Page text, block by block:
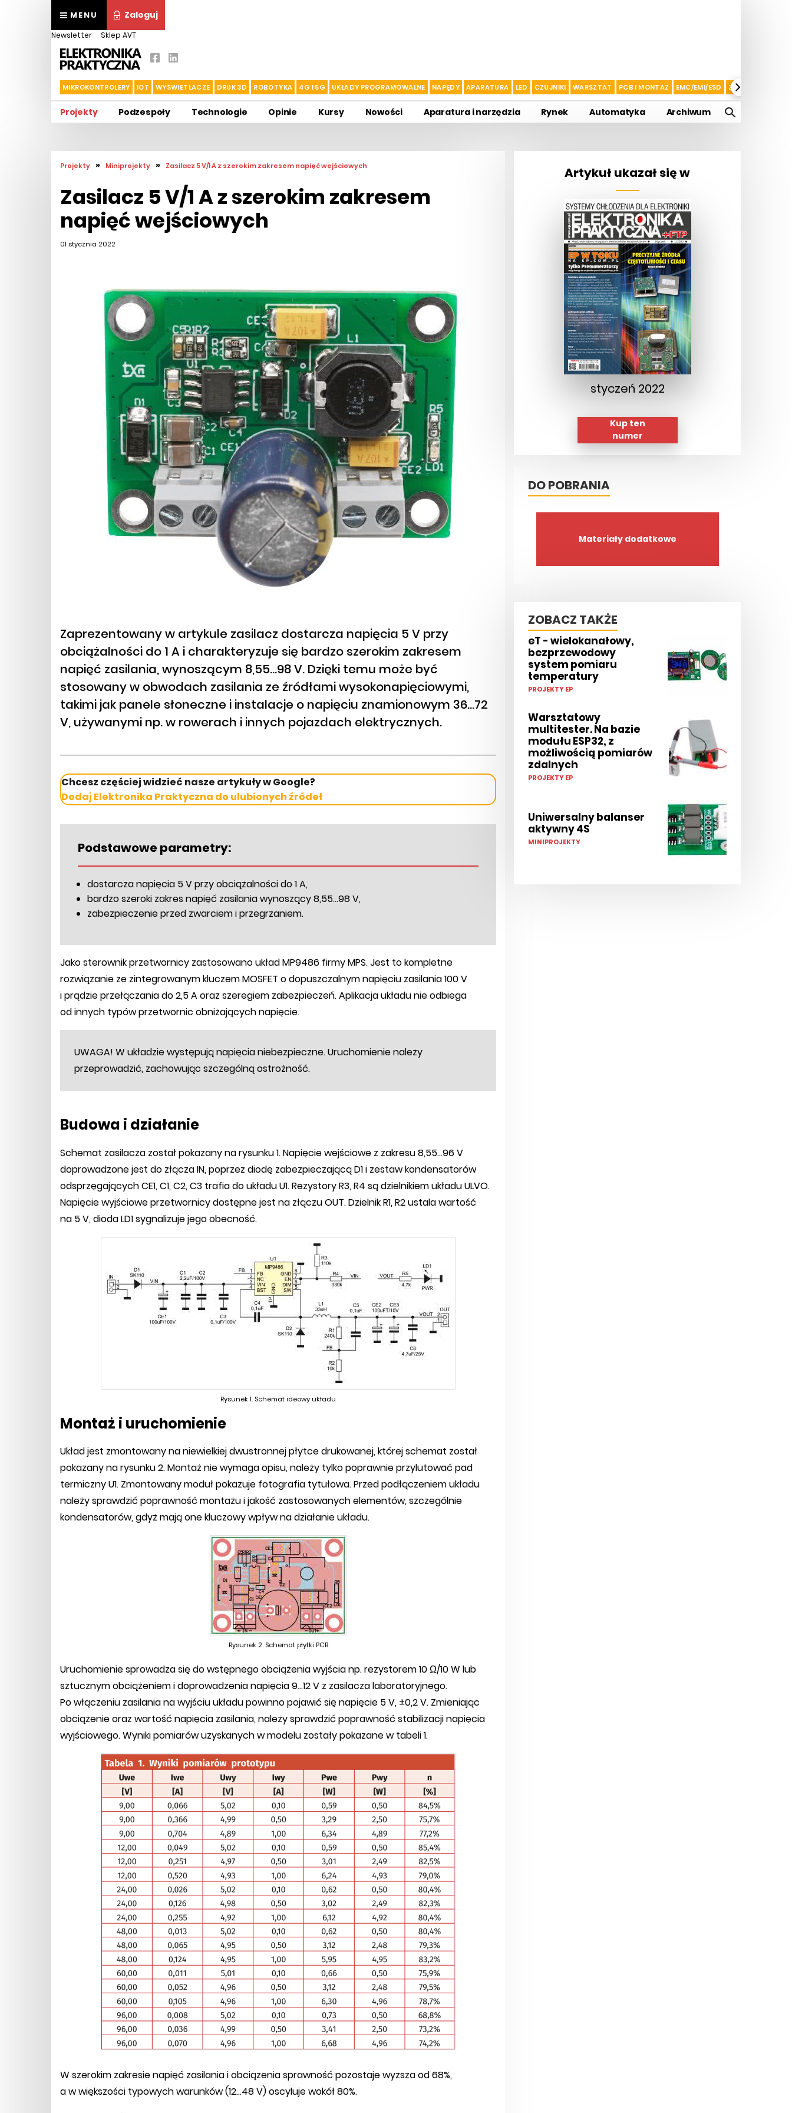
MENU Zaloguj
Newsletter Sklep AVT
MIKROKONTROLERY IOT WYŚWIETLACZE DRUK 3D ROBOTYKA 4G I 5G UKŁADY PROGRAMOWALNE NAPĘDY APARATURA LED CZUJNIKI WARSZTAT PCB I MONTAŻ EMC/EMI/ESD ZASILANIE I
Projekty Podzespoły Technologie Opinie Kursy Nowości Aparatura i narzędzia Rynek Automatyka Archiwum
Projekty » Miniprojekty » Zasilacz 5 V/1 A z szerokim zakresem napięć wejściowych
Zasilacz 5 V/1 A z szerokim zakresem
napięć wejściowych
01 stycznia 2022
Zaprezentowany w artykule zasilacz dostarcza napięcia 5 V przy
obciążalności do 1 A i charakteryzuje się bardzo szerokim zakresem
napięć zasilania, wynoszącym 8,55...98 V. Dzięki temu może być
stosowany w obwodach zasilania ze źródłami wysokonapięciowymi,
takimi jak panele słoneczne i instalacje o napięciu znamionowym 36...72
V, używanymi np. w rowerach i innych pojazdach elektrycznych.
Chcesz częściej widzieć nasze artykuły w Google?
Dodaj Elektronika Praktyczna do ulubionych źródeł
Podstawowe parametry:
dostarcza napięcia 5 V przy obciążalności do 1 A,
bardzo szeroki zakres napięć zasilania wynoszący 8,55...98 V,
zabezpieczenie przed zwarciem i przegrzaniem.
Jako sterownik przetwornicy zastosowano układ MP9486 firmy MPS. Jest to kompletne
rozwiązanie ze zintegrowanym kluczem MOSFET o dopuszczalnym napięciu zasilania 100 V
i prądzie przełączania do 2,5 A oraz szeregiem zabezpieczeń. Aplikacja układu nie odbiega
od innych typów przetwornic obniżających napięcie.
UWAGA! W układzie występują napięcia niebezpieczne. Uruchomienie należy
przeprowadzić, zachowując szczególną ostrożność.
Budowa i działanie
Schemat zasilacza został pokazany na rysunku 1. Napięcie wejściowe z zakresu 8,55...96 V
doprowadzone jest do złącza IN, poprzez diodę zabezpieczającą D1 i zestaw kondensatorów
odsprzęgających CE1, C1, C2, C3 trafia do układu U1. Rezystory R3, R4 są dzielnikiem układu ULVO.
Napięcie wyjściowe przetwornicy dostępne jest na złączu OUT. Dzielnik R1, R2 ustala wartość
na 5 V, dioda LD1 sygnalizuje jego obecność.
Rysunek 1. Schemat ideowy układu
Montaż i uruchomienie
Układ jest zmontowany na niewielkiej dwustronnej płytce drukowanej, której schemat został
pokazany na rysunku 2. Montaż nie wymaga opisu, należy tylko poprawnie przylutować pad
termiczny U1. Zmontowany moduł pokazuje fotografia tytułowa. Przed podłączeniem układu
należy sprawdzić poprawność montażu i jakość zastosowanych elementów, szczególnie
kondensatorów, gdyż mają one kluczowy wpływ na działanie układu.
Rysunek 2. Schemat płytki PCB
Uruchomienie sprowadza się do wstępnego obciążenia wyjścia np. rezystorem 10 Ω/10 W lub
sztucznym obciążeniem i doprowadzenia napięcia 9...12 V z zasilacza laboratoryjnego.
Po włączeniu zasilania na wyjściu układu powinno pojawić się napięcie 5 V, ±0,2 V. Zmieniając
obciążenie oraz wartość napięcia zasilania, należy sprawdzić poprawność stabilizacji napięcia
wyjściowego. Wyniki pomiarów uzyskanych w modelu zostały pokazane w tabeli 1.
W szerokim zakresie napięć zasilania i obciążenia sprawność pozostaje wyższa od 68%,
a w większości typowych warunków (12...48 V) oscyluje wokół 80%.
Artykuł ukazał się w
styczeń 2022
Kup ten
numer
DO POBRANIA
Materiały dodatkowe
ZOBACZ TAKŻE
eT - wielokanałowy,
bezprzewodowy
system pomiaru
temperatury
PROJEKTY EP
Warsztatowy
multitester. Na bazie
modułu ESP32, z
możliwością pomiarów
zdalnych
PROJEKTY EP
Uniwersalny balanser
aktywny 4S
MINIPROJEKTY